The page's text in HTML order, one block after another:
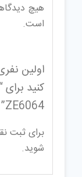
هیچ
است.
اولین
کنید
ZE6064”
برای ثبت
شوید.